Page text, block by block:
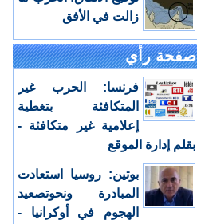
زالت في الأفق
صفحة رأي
فرنسا: الحرب غير
المتكافئة بتغطية
إعلامية غير متكافئة -
بقلم إدارة الموقع
بوتين: روسيا استعادت
المبادرة ونحوتصعيد
الهجوم في أوكرانيا -